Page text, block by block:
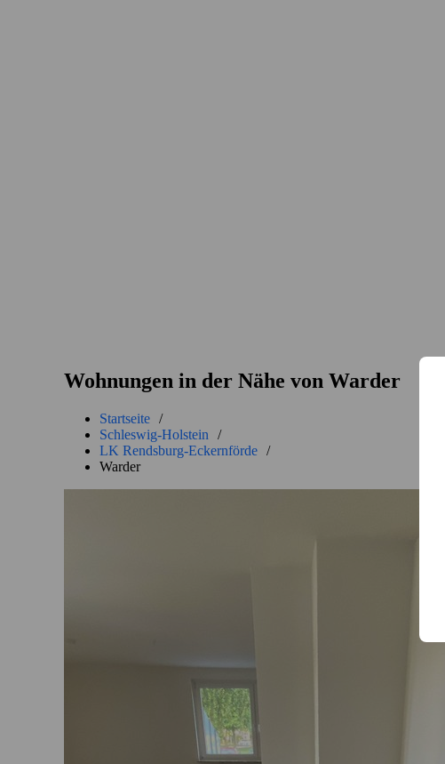
Wohnungen in der Nähe von Warder
Startseite /
Schleswig-Holstein
/
LK Rendsburg-Eckernförde /
Warder